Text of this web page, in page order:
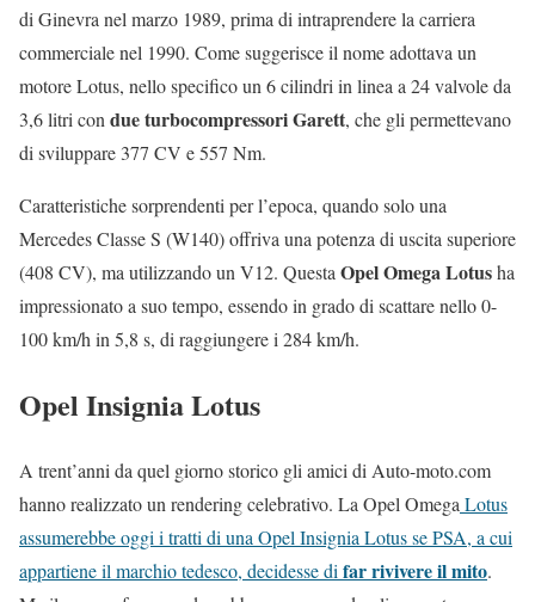
di Ginevra nel marzo 1989, prima di intraprendere la carriera
commerciale nel 1990. Come suggerisce il nome adottava un
motore Lotus, nello specifico un 6 cilindri in linea a 24 valvole da
3,6 litri condue turbocompressori Garett, che gli permettevano
di sviluppare 377 CV e 557 Nm.
Caratteristiche sorprendenti per l’epoca, quando solo una
Mercedes Classe S (W140) offriva una potenza di uscita superiore
(408 CV), ma utilizzando un V12. QuestaOpel Omega Lotusha
impressionato a suo tempo, essendo in grado di scattare nello 0-
100 km/h in 5,8 s, di raggiungere i 284 km/h.
Opel Insignia Lotus
A trent’anni da quel giorno storico gli amici di Auto-moto.com
hanno realizzato un rendering celebrativo. La Opel OmegaLotus
assumerebbe oggi i tratti di una Opel Insignia Lotus se PSA, a cui
appartiene il marchio tedesco, decidesse difar rivivere il mito.